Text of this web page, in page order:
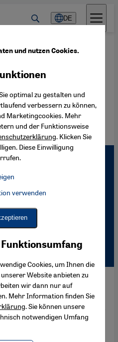
DE
Westen
Ort, in den USA
und Ungerechtigkeit.
ägyptischen
"Anderen"
und nutzen Cookies.
Cookies, um Ihnen die
Website anbieten zu
wir dann nur auf
Mehr Information finden Sie
. Sie können unsere
notwendigen Umfang
optimal zu gestalten und
verbessern zu können,
Marketingcookies. Mehr
und der Funktionsweise
. Klicken Sie
Diese Einwilligung
Connect, Google Maps Embed,
Connect
verwenden